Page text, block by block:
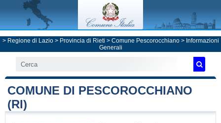
> Regione di Lazio> Provincia di Rieti > Comune Pescorocchiano> Informazioni
Generali
COMUNE DI PESCOROCCHIANO
(RI)